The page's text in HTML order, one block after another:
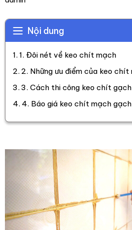
Nội dung
1. Đôi nét về keo chít mạch
2. Những ưu điểm của keo
3. Cách thi công keo chít
4. Báo giá keo chít mạch